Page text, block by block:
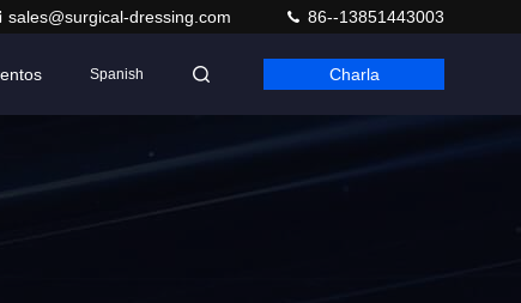
sales@surgical-dressing.com 86--13851443003
Spanish Charla